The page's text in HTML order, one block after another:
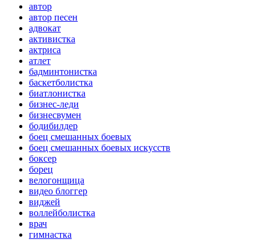
автор
автор песен
адвокат
активистка
актриса
атлет
бадминтонистка
баскетболистка
биатлонистка
бизнес-леди
бизнесвумен
бодибилдер
боец смешанных боевых
боец смешанных боевых искусств
боксер
борец
велогонщица
видео блоггер
виджей
воллейболистка
врач
гимнастка